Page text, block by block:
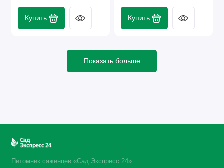
Купить Купить
Показать больше
Питомник саженцев «Сад Экспресс 24»